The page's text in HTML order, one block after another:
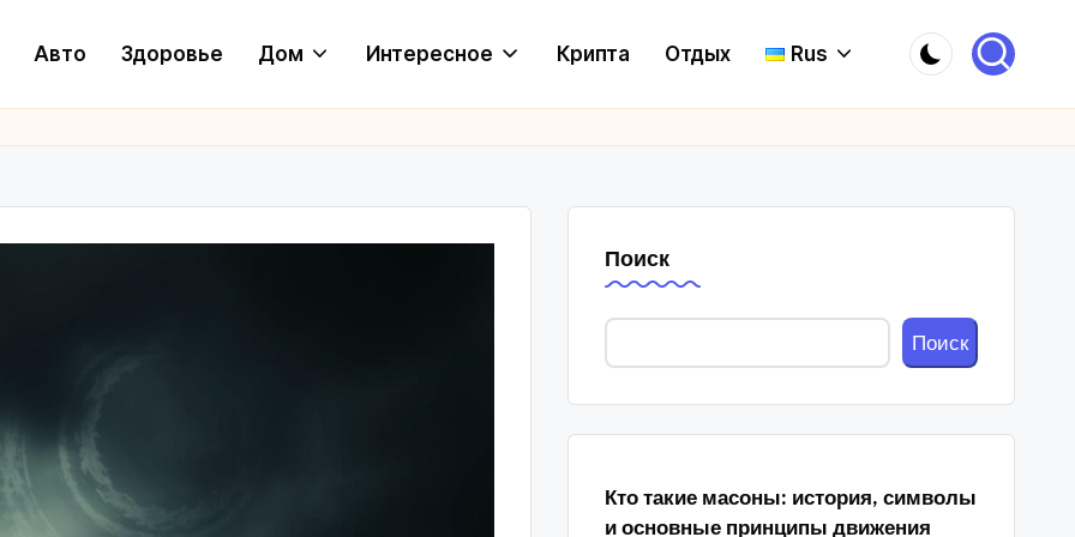
Авто Здоровье Дом Интересное Крипта Отдых Rus
Поиск
Поиск
Кто такие масоны: история, символы
и основные принципы движения